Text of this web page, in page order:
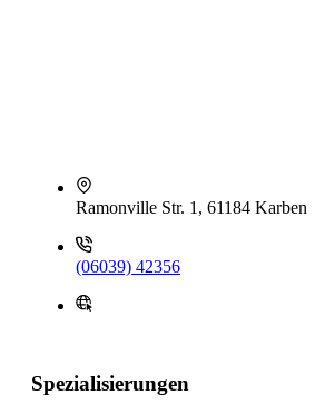
Ramonville Str. 1, 61184 Karben
(06039) 42356
Spezialisierungen